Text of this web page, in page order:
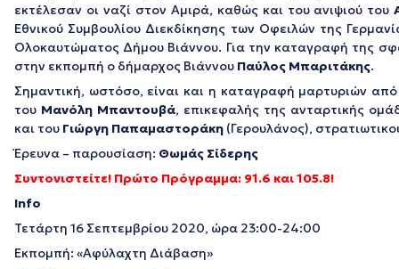
εκτέλεσαν οι ναζί στον Αμιρά, καθώς και του ανιψιού του
Εθνικού Συμβουλίου Διεκδίκησης των Οφειλών της
Ολοκαυτώματος Δήμου Βιάννου. Για την καταγραφή της
στην εκπομπή ο δήμαρχος Βιάννου Παύλος Μπαριτάκης.
Σημαντική, ωστόσο, είναι και η καταγραφή μαρτυριών
του Μανόλη Μπαντουβά, επικεφαλής της ανταρτικής
και του Γιώργη Παπαμαστοράκη (Γερουλάνος),
Έρευνα – παρουσίαση: Θωμάς Σίδερης
Συντονιστείτε! Πρώτο Πρόγραμμα: 91.6 και 105.8!
Info
Τετάρτη 16 Σεπτεμβρίου 2020, ώρα 23:00-24:00
Εκπομπή: «Αφύλαχτη Διάβαση»